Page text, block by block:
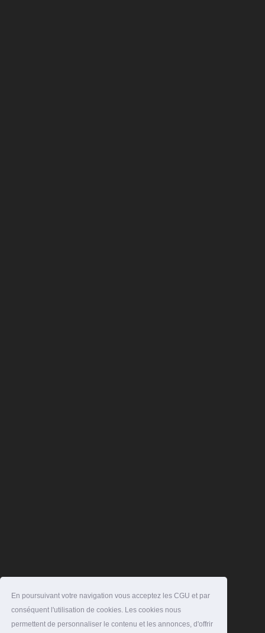
En poursuivant votre navigation vous acceptez les CGU et par
conséquent l'utilisation de cookies. Les cookies nous
permettent de personnaliser le contenu et les annonces, d'offrir